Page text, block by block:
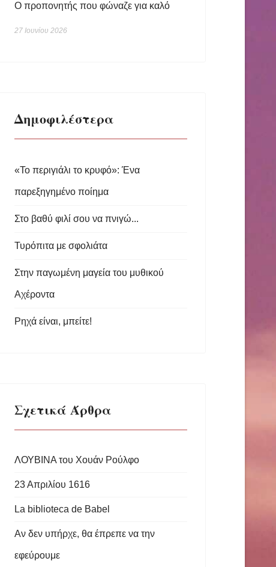
Ο προπονητής που φώναζε για καλό
27 Ιουνίου 2026
Δημοφιλέστερα
«Το περιγιάλι το κρυφό»: Ένα
παρεξηγημένο ποίημα
Στο βαθύ φιλί σου να πνιγώ...
Τυρόπιτα με σφολιάτα
Στην παγωμένη μαγεία του μυθικού
Αχέροντα
Ρηχά είναι, μπείτε!
Σχετικά Άρθρα
ΛΟΥΒΙΝΑ του Χουάν Ρούλφο
23 Απριλίου 1616
La biblioteca de Babel
Αν δεν υπήρχε, θα έπρεπε να την
εφεύρουμε